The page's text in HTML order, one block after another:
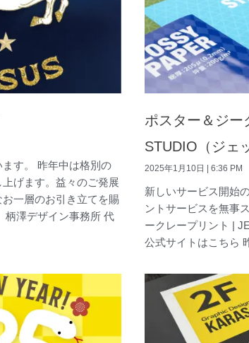
す。 昨年中は格別の
げます。益々のご発展
一層のお引き立てを賜
柄澤デザイン事務所 代
ポスター＆ジー
STUDIO（ジェ
2025年1月10日 6:36 PM
新しいサービス開始
ントサービスを無事
ークレープリント |
公式サイトはこちら